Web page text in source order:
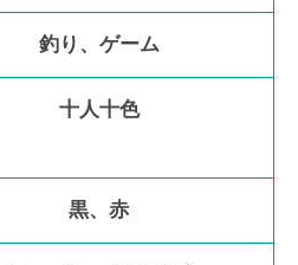
釣り、ゲーム
十人十色
黒、赤